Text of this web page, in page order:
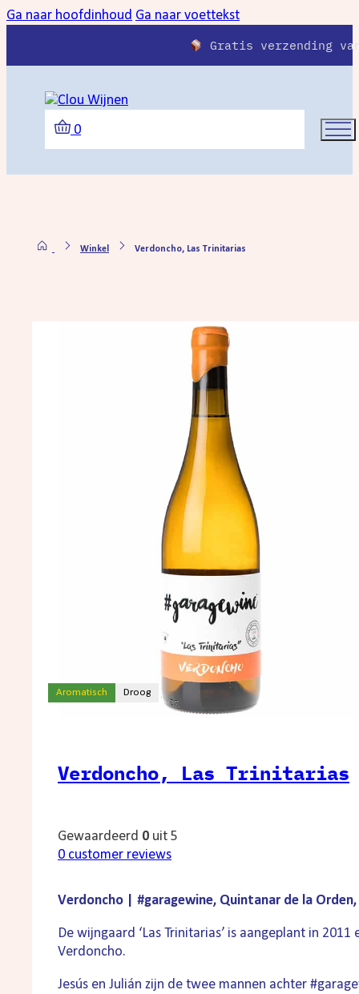
Ga naar hoofdinhoud Ga naar voettekst
Gratis verzending
0
Winkel Verdoncho, Las Trinitarias
Aromatisch Droog
Verdoncho, Las Trinitarias
Gewaardeerd 0 uit 5
0 customer reviews
Verdoncho | #garagewine, Quintanar de la
De wijngaard ‘Las Trinitarias’ is aangeplant in
Verdoncho.
Jesús en Julián zijn de twee mannen achter